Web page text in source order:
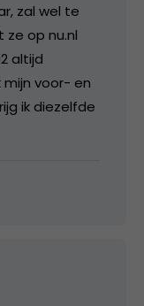
zal wel te
op nu.nl
altijd
voor- en
ik diezelfde